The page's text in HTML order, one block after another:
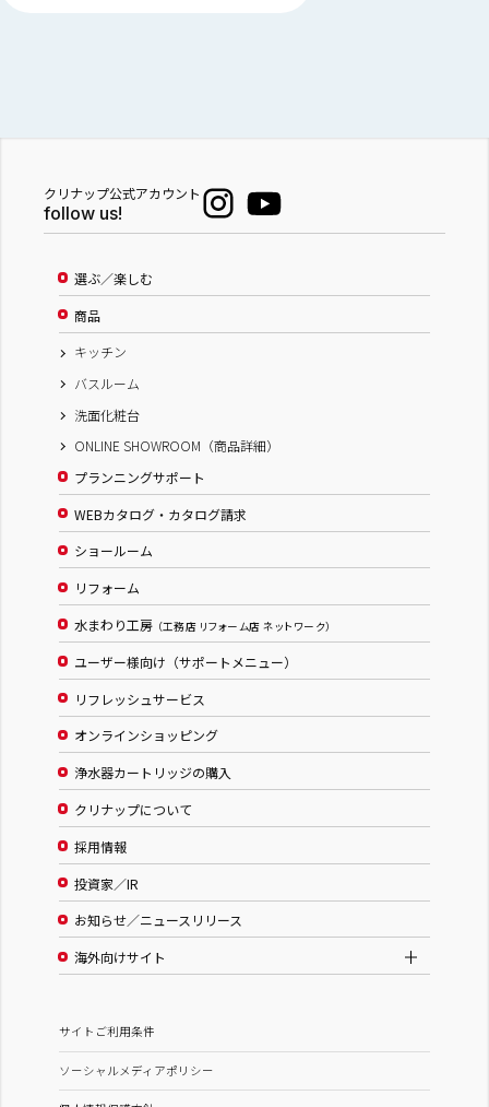
クリナップ公式アカウント
follow us!
選ぶ／楽しむ
商品
キッチン
バスルーム
洗面化粧台
ONLINE SHOWROOM（商品詳細）
プランニングサポート
WEBカタログ・カタログ請求
ショールーム
リフォーム
水まわり工房 （工務店 リフォーム店 ネットワーク）
ユーザー様向け（サポートメニュー）
リフレッシュサービス
オンラインショッピング
浄水器カートリッジの購入
クリナップについて
採用情報
投資家／IR
お知らせ／ニュースリリース
海外向けサイト
サイトご利用条件
ソーシャルメディアポリシー